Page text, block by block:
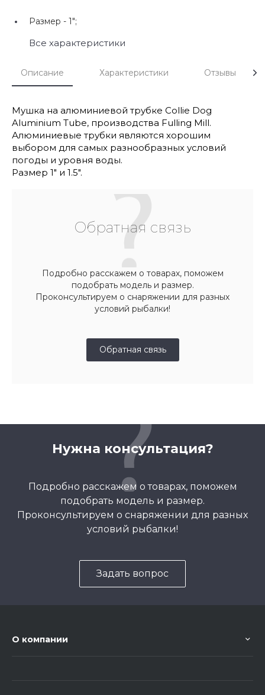
Размер - 1";
Все характеристики
Описание Характеристики Отзывы
Мушка на алюминиевой трубке Collie Dog
Aluminium Tube, производства Fulling Mill.
Алюминиевые трубки являются хорошим
выбором для самых разнообразных условий
погоды и уровня воды.
Размер 1" и 1.5".
Обратная связь
Подробно расскажем о товарах, поможем
подобрать модель и размер.
Проконсультируем о снаряжении для разных
условий рыбалки!
Обратная связь
Нужна консультация?
Подробно расскажем о товарах, поможем
подобрать модель и размер.
Проконсультируем о снаряжении для разных
условий рыбалки!
Задать вопрос
О компании